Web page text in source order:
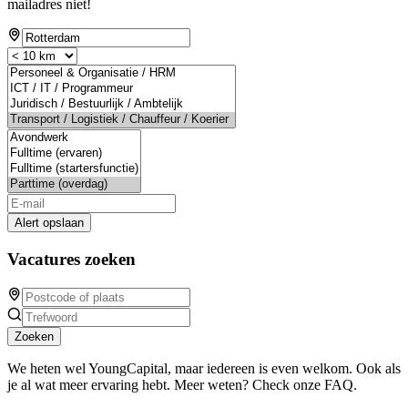
mailadres niet!
Alert opslaan
Vacatures zoeken
Zoeken
We heten wel YoungCapital, maar iedereen is even welkom. Ook als
je al wat meer ervaring hebt. Meer weten? Check onze FAQ.